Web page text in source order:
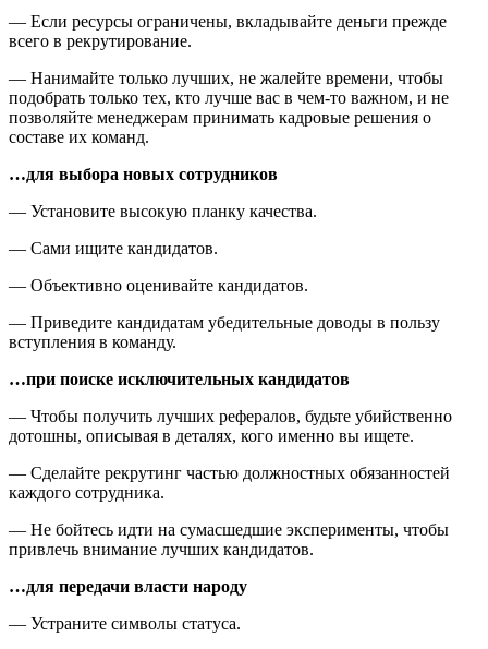
— Если ресурсы ограничены, вкладывайте деньги прежде
всего в рекрутирование.
— Нанимайте только лучших, не жалейте времени, чтобы
подобрать только тех, кто лучше вас в чем-то важном, и не
позволяйте менеджерам принимать кадровые решения о
составе их команд.
…для выбора новых сотрудников
— Установите высокую планку качества.
— Сами ищите кандидатов.
— Объективно оценивайте кандидатов.
— Приведите кандидатам убедительные доводы в пользу
вступления в команду.
…при поиске исключительных кандидатов
— Чтобы получить лучших рефералов, будьте убийственно
дотошны, описывая в деталях, кого именно вы ищете.
— Сделайте рекрутинг частью должностных обязанностей
каждого сотрудника.
— Не бойтесь идти на сумасшедшие эксперименты, чтобы
привлечь внимание лучших кандидатов.
…для передачи власти народу
— Устраните символы статуса.